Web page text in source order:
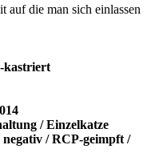
auf die man sich einlassen
kastriert
/ Einzelkatze
/ RCP-geimpft /